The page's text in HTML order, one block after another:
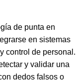
de punta en
en sistemas
control de personal.
y validar una
dedos falsos o